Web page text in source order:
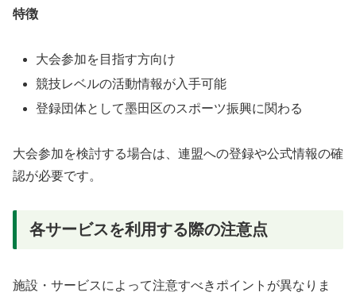
特徴
大会参加を目指す方向け
競技レベルの活動情報が入手可能
登録団体として墨田区のスポーツ振興に関わる
大会参加を検討する場合は、連盟への登録や公式情報の確
認が必要です。
各サービスを利用する際の注意点
施設・サービスによって注意すべきポイントが異なりま